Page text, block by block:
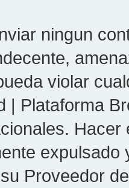
ningun
violar
| Plataforma
Proveedor